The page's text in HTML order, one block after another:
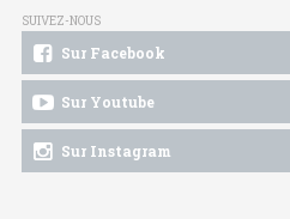
SUIVEZ-NOUS
Sur Facebook
Sur Youtube
Sur Instagram